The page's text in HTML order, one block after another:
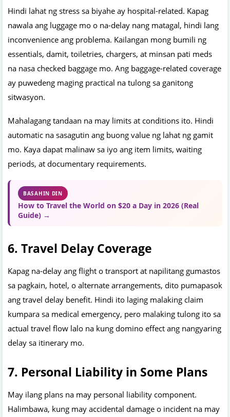
Hindi lahat ng stress sa biyahe ay hospital-related. Kapag
nawala ang luggage mo o na-delay nang matagal, hindi lang
inconvenience ang problema. Kailangan mong bumili ng
essentials, damit, toiletries, chargers, at minsan pati meds
na nasa checked baggage mo. Ang baggage-related coverage
ay puwedeng maging practical na tulong sa ganitong
sitwasyon.
Mahalagang tandaan na may limits at conditions ito. Hindi
automatic na sasagutin ang buong value ng lahat ng gamit
mo. Kaya dapat malinaw sa iyo ang item limits, waiting
periods, at documentary requirements.
BASAHIN DIN
How to Travel the World on $20 a Day in 2026 (Real
Guide) →
6. Travel Delay Coverage
Kapag na-delay ang flight o transport at napilitang gumastos
sa pagkain, hotel, o alternate arrangements, dito pumapasok
ang travel delay benefit. Hindi ito laging malaking claim
kumpara sa medical emergency, pero malaking tulong ito sa
actual travel flow lalo na kung domino effect ang nangyaring
delay sa itinerary mo.
7. Personal Liability in Some Plans
May ilang plans na may personal liability component.
Halimbawa, kung may accidental damage o incident na may